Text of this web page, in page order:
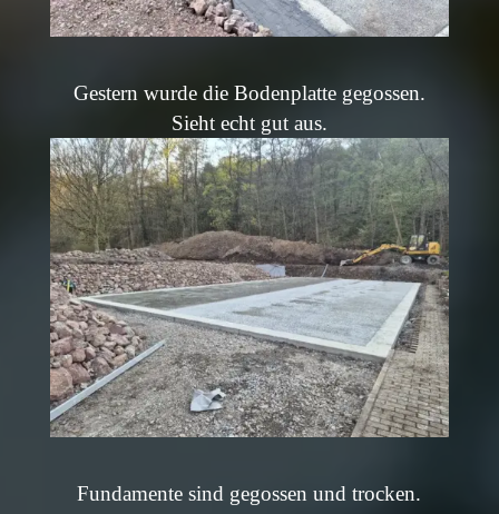
Gestern wurde die Bodenplatte gegossen.
Sieht echt gut aus.
Fundamente sind gegossen und trocken.